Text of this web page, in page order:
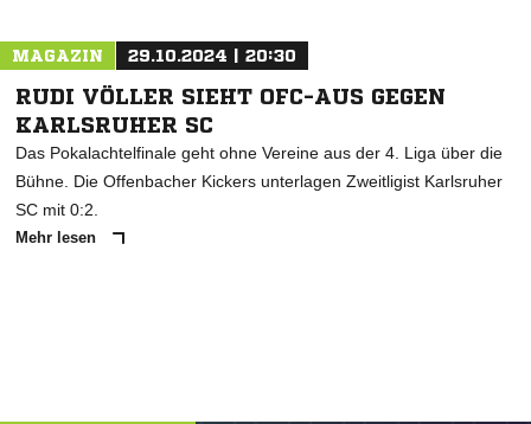
MAGAZIN 29.10.2024 | 20:30
RUDI VÖLLER SIEHT OFC-AUS GEGEN
KARLSRUHER SC
Das Pokalachtelfinale geht ohne Vereine aus der 4. Liga über die
Bühne. Die Offenbacher Kickers unterlagen Zweitligist Karlsruher
SC mit 0:2.
Mehr lesen